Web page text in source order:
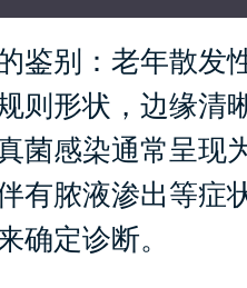
别：老年散发
则形状，边缘清
菌感染通常呈现
有脓液渗出等症
确定诊断。